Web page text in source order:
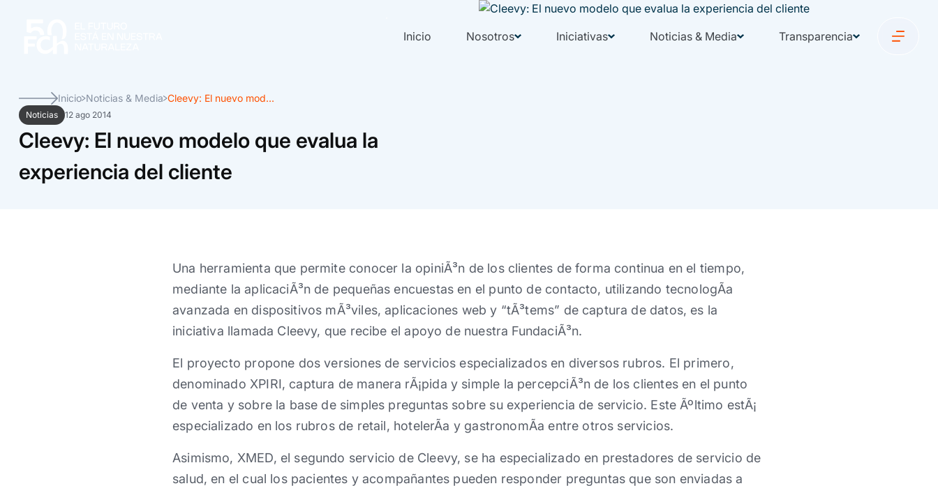
Inicio Nosotros Iniciativas Noticias & Media Transparencia
Inicio Noticias & Media Cleevy: El nuevo mod...
Noticias 12 ago 2014
Cleevy: El nuevo modelo que evalua la
experiencia del cliente
Una herramienta que permite conocer la opiniÃ³n de los clientes de forma continua en el tiempo,
mediante la aplicaciÃ³n de pequeñas encuestas en el punto de contacto, utilizando tecnologÃ­a
avanzada en dispositivos mÃ³viles, aplicaciones web y “tÃ³tems” de captura de datos, es la
iniciativa llamada Cleevy, que recibe el apoyo de nuestra FundaciÃ³n.
El proyecto propone dos versiones de servicios especializados en diversos rubros. El primero,
denominado XPIRI, captura de manera rÃ¡pida y simple la percepciÃ³n de los clientes en el punto
de venta y sobre la base de simples preguntas sobre su experiencia de servicio. Este Ãºltimo estÃ¡
especializado en los rubros de retail, hotelerÃ­a y gastronomÃ­a entre otros servicios.
Asimismo, XMED, el segundo servicio de Cleevy, se ha especializado en prestadores de servicio de
salud, en el cual los pacientes y acompañantes pueden responder preguntas que son enviadas a